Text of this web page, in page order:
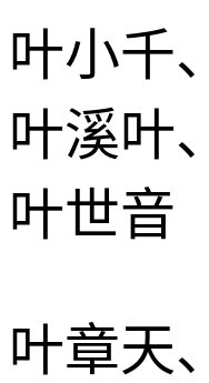
叶小千
叶溪叶
叶世音
叶章天